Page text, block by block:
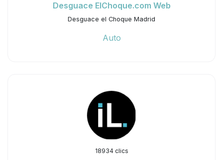
Desguace ElChoque.com Web
Desguace el Choque Madrid
Auto
18934 clics